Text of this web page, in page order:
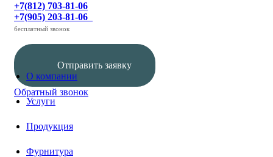
+7(812) 703-81-06
+7(905) 203-81-06
бесплатный звонок
Отправить заявку
Обратный звонок
О компании
Услуги
Продукция
Фурнитура